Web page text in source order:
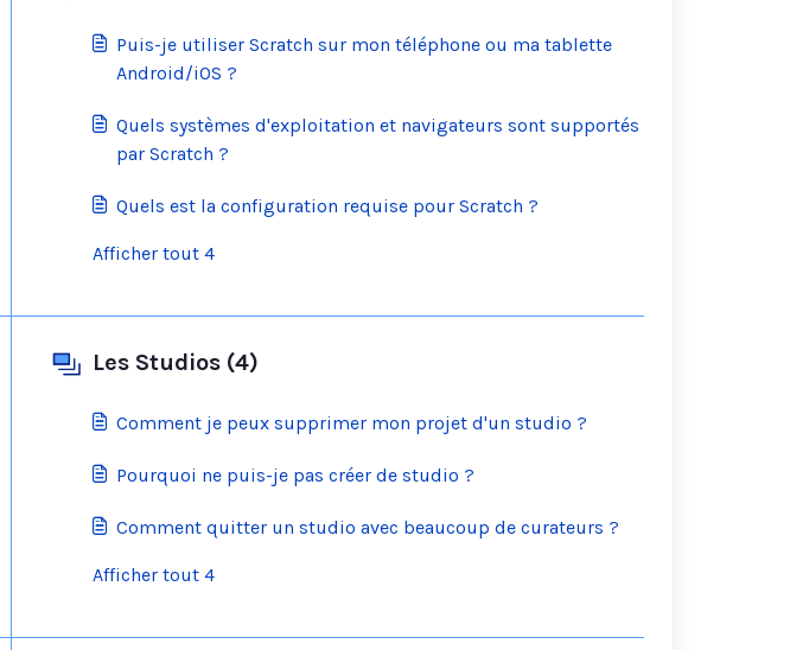
Puis-je utiliser Scratch sur mon téléphone ou ma tablette
Android/iOS ?
Quels systèmes d'exploitation et navigateurs sont supportés
par Scratch ?
Quels est la configuration requise pour Scratch ?
Afficher tout 4
Les Studios (4)
Comment je peux supprimer mon projet d'un studio ?
Pourquoi ne puis-je pas créer de studio ?
Comment quitter un studio avec beaucoup de curateurs ?
Afficher tout 4